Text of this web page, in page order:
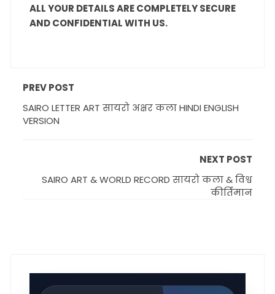
ALL YOUR DETAILS ARE COMPLETELY SECURE
AND CONFIDENTIAL WITH US.
PREV POST
SAIRO LETTER ART सायरो अक्षर कला HINDI ENGLISH
VERSION
NEXT POST
SAIRO ART & WORLD RECORD सायरो कला & विश्व
कीर्तिमान